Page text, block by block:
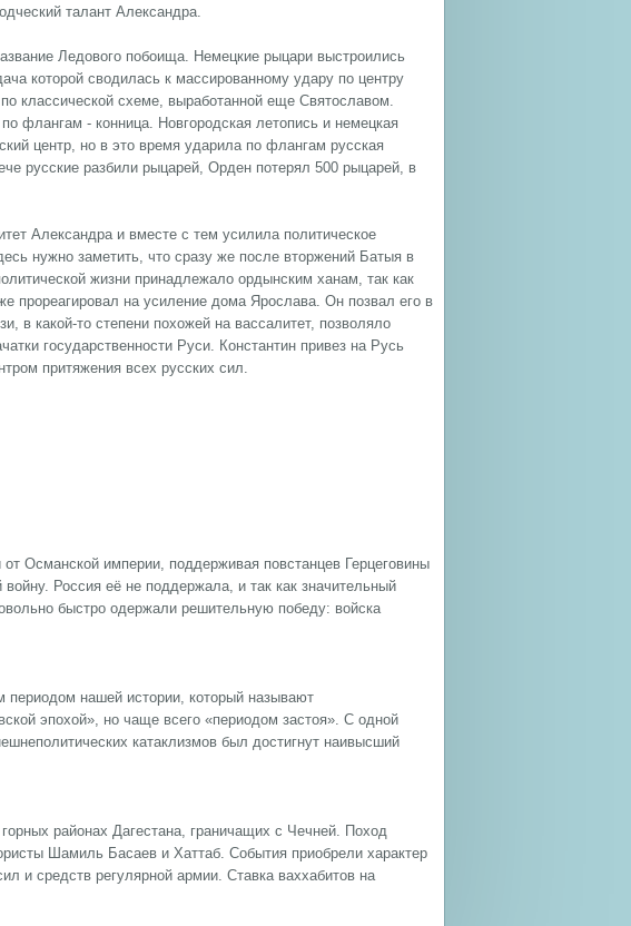
талант Александра.
Ледового побоища. Немецкие рыцари выстроились
которой сводилась к массированному удару по центру
классической схеме, выработанной еще Святославом.
флангам - конница. Новгородская летопись и немецкая
центр, но в это время ударила по флангам русская
русские разбили рыцарей, Орден потерял 500 рыцарей, в
Александра и вместе с тем усилила политическое
нужно заметить, что сразу же после вторжений Батыя в
жизни принадлежало ордынским ханам, так как
прореагировал на усиление дома Ярослава. Он позвал его в
в какой-то степени похожей на вассалитет, позволяло
государственности Руси. Константин привез на Русь
притяжения всех русских сил.
Османской империи, поддерживая повстанцев Герцеговины
Россия её не поддержала, и так как значительный
быстро одержали решительную победу: войска
периодом нашей истории, который называют
эпохой», но чаще всего «периодом застоя». С одной
катаклизмов был достигнут наивысший
районах Дагестана, граничащих с Чечней. Поход
Шамиль Басаев и Хаттаб. События приобрели характер
и средств регулярной армии. Ставка ваххабитов на